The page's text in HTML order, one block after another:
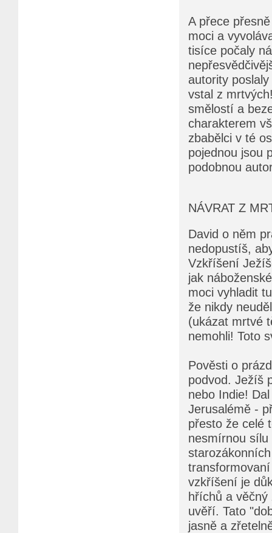
A přece
moci a
tisíce počaly
autority
vstal z
smělostí a
charakterem
zbabělci v té
pojednou jsou
podobnou
NÁVRAT Z
David o něm
nedopustíš,
Vzkříšení
jak
moci vyhladit
že nikdy
(ukázat mrtvé
nemohli! Toto
Pověsti o
podvod. Ježíš
nebo Indie!
Jerusalémě -
přesto že celé
nesmírnou
vzkříšení je
hříchů a
uvěří. Tato
jasně a